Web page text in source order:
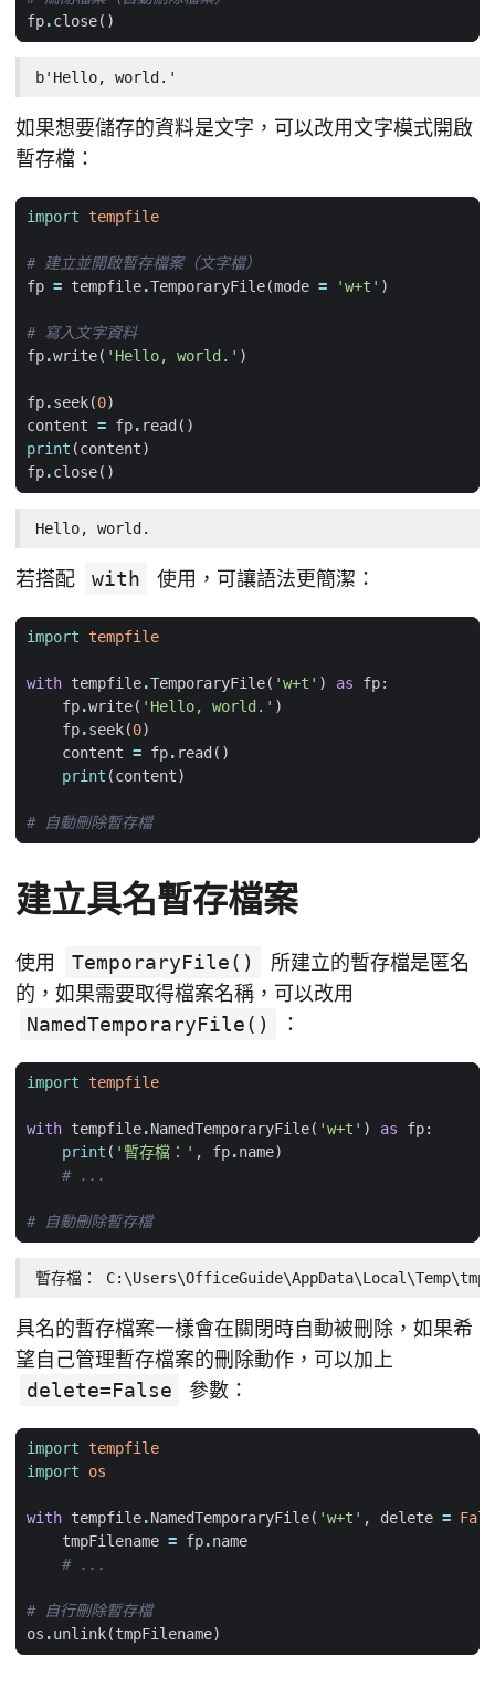
fp.close()
b'Hello, world.'
如果想要儲存的資料是文字，可以改用文字模式開啟
暫存檔：
import tempfile
# 建立並開啟暫存檔案（文字檔）
fp = tempfile.TemporaryFile(mode = 'w+t' )
# 寫入文字資料
fp.write( 'Hello, world.' )
fp.seek(0)
content = fp. read ()
print (content)
fp.close()
Hello, world.
若搭配 with 使用，可讓語法更簡潔：
import tempfile
with tempfile.TemporaryFile( 'w+t' ) as fp:
fp.write( 'Hello, world.' )
fp.seek(0)
content = fp. read ()
print (content)
# 自動刪除暫存檔
建立具名暫存檔案
使用 TemporaryFile()
所建立的暫存檔是匿名
的，如果需要取得檔案名稱，可以改用
NamedTemporaryFile()
：
import tempfile
with tempfile.NamedTemporaryFile( 'w+t' ) as fp:
print ( '暫存檔：' , fp.name)
# ...
# 自動刪除暫存檔
暫存檔：
具名的暫存檔案一樣會在關閉時自動被刪除，如果希
望自己管理暫存檔案的刪除動作，可以加上
delete=False
參數：
import
tempfile
import
os
with tempfile.NamedTemporaryFile( 'w+t' , delete =
tmpFilename = fp.name
# ...
# 自行刪除暫存檔
os .unlink(tmpFilename)